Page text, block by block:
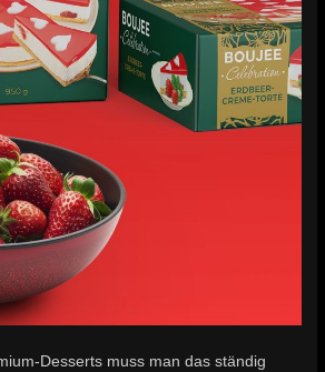
Desserts muss man das ständig